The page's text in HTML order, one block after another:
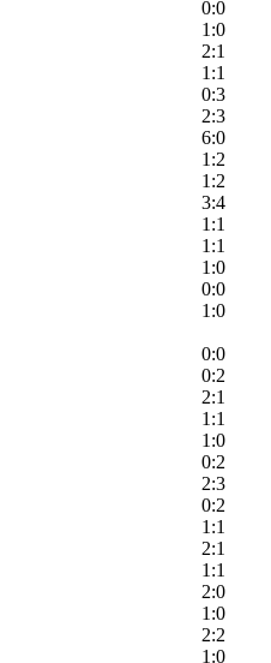
0:0
1:0
2:1
1:1
0:3
2:3
6:0
1:2
1:2
3:4
1:1
1:1
1:0
0:0
1:0
0:0
0:2
2:1
1:1
1:0
0:2
2:3
0:2
1:1
2:1
1:1
2:0
1:0
2:2
1:0